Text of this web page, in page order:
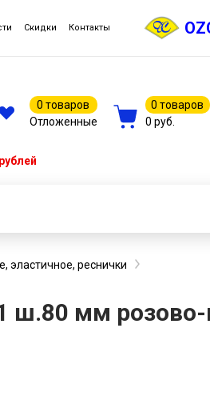
Скидки Контакты
0 товаров
Отложенные
0 товаров
0 руб.
эластичное, реснички
ш.80 мм